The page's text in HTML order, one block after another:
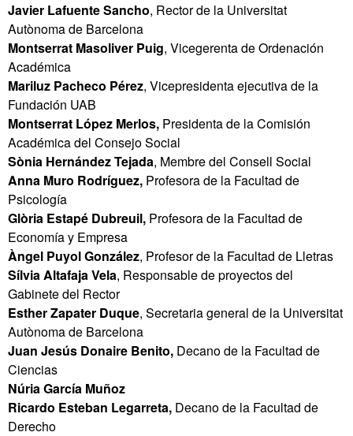
Javier Lafuente Sancho, Rector de la Universitat
Autònoma de Barcelona
Montserrat Masoliver Puig, Vicegerenta de Ordenación
Académica
Mariluz Pacheco Pérez, Vicepresidenta ejecutiva de la
Fundación UAB
Montserrat López Merlos, Presidenta de la Comisión
Académica del Consejo Social
Sònia Hernández Tejada, Membre del Consell Social
Anna Muro Rodríguez, Profesora de la Facultad de
Psicología
Glòria Estapé Dubreuil, Profesora de la Facultad de
Economía y Empresa
Àngel Puyol González, Profesor de la Facultad de Lletras
Sílvia Altafaja Vela, Responsable de proyectos del
Gabinete del Rector
Esther Zapater Duque, Secretaria general de la Universitat
Autònoma de Barcelona
Juan Jesús Donaire Benito, Decano de la Facultad de
Ciencias
Núria García Muñoz
Ricardo Esteban Legarreta, Decano de la Facultad de
Derecho